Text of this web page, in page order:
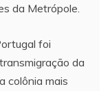
da Metrópole.
foi
da
colônia mais